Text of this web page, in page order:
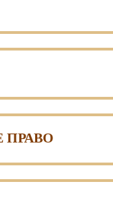
ПРАВО